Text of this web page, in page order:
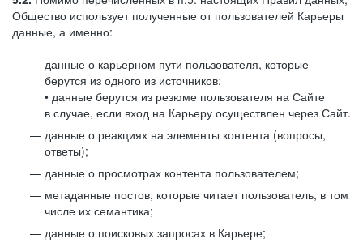
Общество использует полученные от пользователей Карьеры
данные, а именно:
данные о карьерном пути пользователя, которые
берутся из одного из источников:
• данные берутся из резюме пользователя на Сайте
в случае, если вход на Карьеру осуществлен через Сайт.
данные о реакциях на элементы контента (вопросы,
ответы);
данные о просмотрах контента пользователем;
метаданные постов, которые читает пользователь, в том
числе их семантика;
данные о поисковых запросах в Карьере;